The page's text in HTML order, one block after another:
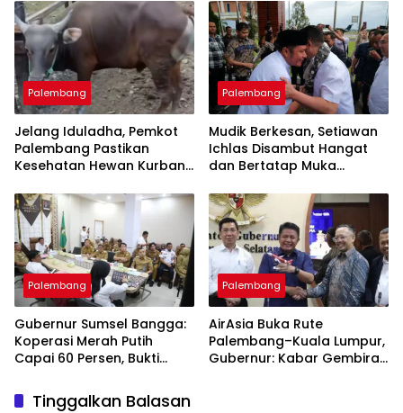
Palembang
Jelang Iduladha, Pemkot
Palembang Pastikan
Kesehatan Hewan Kurban
Palembang
Mudik Berkesan, Setiawan
Ichlas Disambut Hangat
dan Bertatap Muka
Palembang
Gubernur Sumsel Bangga:
Koperasi Merah Putih
Capai 60 Persen, Bukti
Palembang
AirAsia Buka Rute
Palembang–Kuala Lumpur,
Gubernur: Kabar Gembira
Tinggalkan Balasan